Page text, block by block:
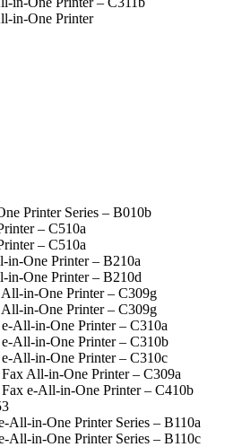
in-One Printer
Printer Series – B010b
– C510a
– C510a
in-One Printer – B210a
in-One Printer – B210d
in-One Printer – C309g
in-One Printer – C309g
All-in-One Printer – C310a
All-in-One Printer – C310b
All-in-One Printer – C310c
All-in-One Printer – C309a
e-All-in-One Printer – C410b
All-in-One Printer Series – B110a
All-in-One Printer Series – B110c